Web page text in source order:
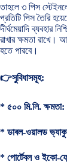
তাহলে ৩ পিস
প্রতিটি পিস তৈরি
দীর্ঘমেয়াদি ব্যবহার
রাখার ক্ষমতা রাখে।
হতে পারবে।
👉সুবিধাসমূহ:
* ৫০০ মি.লি. ক্ষমতা:
* ডাবল-ওয়ালড
* পোর্টেবল ও ইকো-